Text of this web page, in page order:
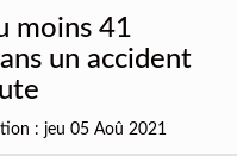
moins 41
un accident
: jeu 05 Aoû 2021